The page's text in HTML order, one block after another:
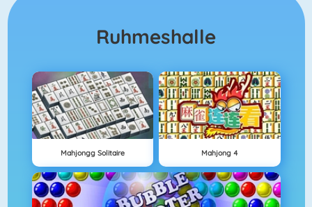
Ruhmeshalle
Mahjongg Solitaire Mahjong 4